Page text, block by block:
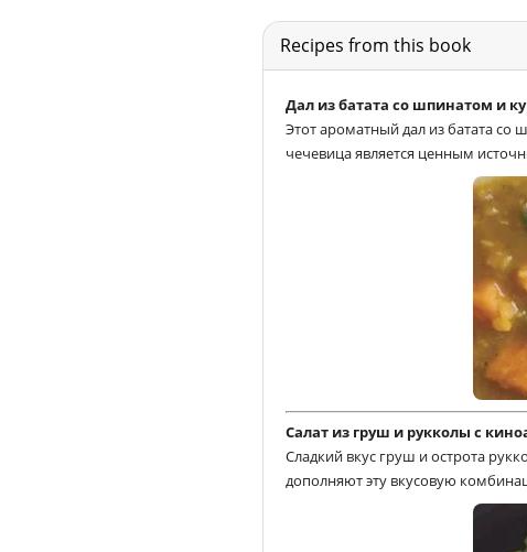
Recipes from this book
Дал из батата со шпинатом и
Этот ароматный дал из батата
чечевица является ценным
Салат из груш и рукколы с
Сладкий вкус груш и острота
дополняют эту вкусовую